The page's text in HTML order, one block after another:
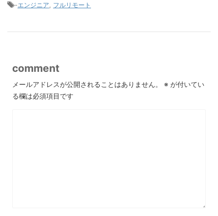
-エンジニア, フルリモート
comment
メールアドレスが公開されることはありません。 ※ が付いてい
る欄は必須項目です